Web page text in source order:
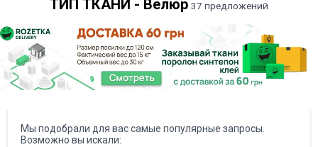
ТИП ТКАНИ - Велюр 37 предложений
Мы подобрали для вас самые популярные запросы.
Возможно вы искали: